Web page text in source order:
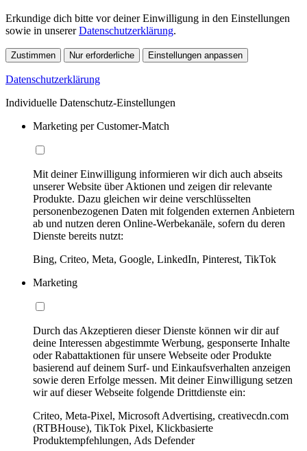
Erkundige dich bitte vor deiner Einwilligung in den Einstellungen
sowie in unsererDatenschutzerklärung.
Zustimmen Nur erforderliche Einstellungen anpassen
Datenschutzerklärung
Individuelle Datenschutz-Einstellungen
Marketing per Customer-Match
Mit deiner Einwilligung informieren wir dich auch abseits
unserer Website über Aktionen und zeigen dir relevante
Produkte. Dazu gleichen wir deine verschlüsselten
personenbezogenen Daten mit folgenden externen Anbietern
ab und nutzen deren Online-Werbekanäle, sofern du deren
Dienste bereits nutzt:
Bing, Criteo, Meta, Google, LinkedIn, Pinterest, TikTok
Marketing
Durch das Akzeptieren dieser Dienste können wir dir auf
deine Interessen abgestimmte Werbung, gesponserte Inhalte
oder Rabattaktionen für unsere Webseite oder Produkte
basierend auf deinem Surf- und Einkaufsverhalten anzeigen
sowie deren Erfolge messen. Mit deiner Einwilligung setzen
wir auf dieser Webseite folgende Drittdienste ein:
Criteo, Meta-Pixel, Microsoft Advertising, creativecdn.com
(RTBHouse), TikTok Pixel, Klickbasierte
Produktempfehlungen, Ads Defender